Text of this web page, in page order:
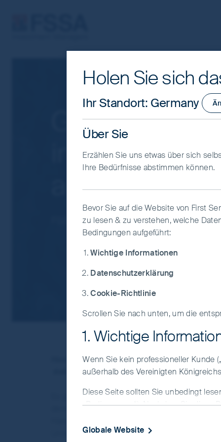
Gegen den
inmitten der
auf Qualität
FSSA Investment Managers
Hochwertige, nachhaltige Unternehmen
dabei sind es gerade diese Unternehmen,
Es gibt Marktphasen, in denen allein Geduld
denen die Liquidität steigt, ein einziges
Unternehmen – die in solchen Phasen selten
Holen Sie sich
Ihr Standort: Germany
Über Sie
Erzählen Sie uns etwas über sich
Ihre Bedürfnisse abstimmen können.
Bevor Sie auf die Website von First
zu lesen & zu verstehen, welche
Bedingungen aufgeführt:
Wichtige Informationen
Datenschutzerklärung
Cookie-Richtlinie
Scrollen Sie nach unten, um die
1. Wichtige
Wenn Sie kein professioneller Kunde
außerhalb des Vereinigten
Diese Seite sollten Sie unbedingt
„Bedingungen“). Nachdem Sie diese
bestätigen, dass Sie mit den
Wenn Sie mit diesen Bedingungen
Globale Website
Cookie Settings
This website uses cookies which are
you with a better browsing
Essential Cookies”. You can also
would like to allow.